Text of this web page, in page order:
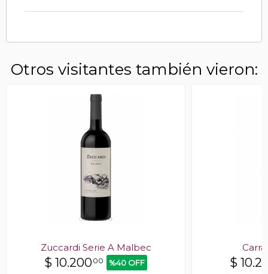
Otros visitantes también vieron:
Zuccardi Serie A Malbec
$ 10.20000 %40 OFF $